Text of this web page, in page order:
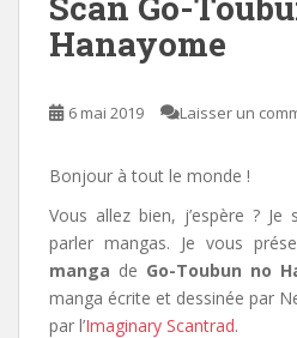
Hanayome
6 mai 2019 Laisser un
Bonjour à tout le monde !
Vous allez bien, j’espère ?
parler mangas. Je vous
manga de Go-Toubun no
manga écrite et dessinée par
par l’Imaginary Scantrad.